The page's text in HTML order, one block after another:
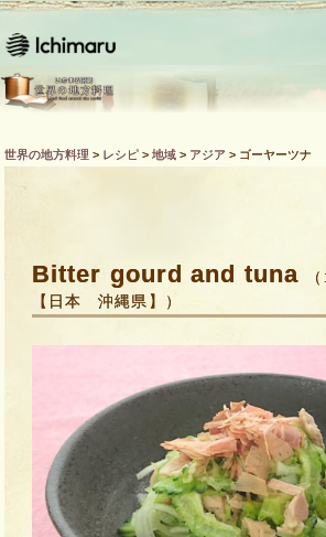
ホーム レシピ
商品紹介 Bras
世界の地方料理 > レシピ >地域 > アジア > ゴーヤーツナ
Bitter gourd and tuna
【日本 沖縄県】）